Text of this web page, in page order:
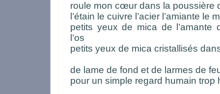
roule mon cœur dans la poussière
l’étain le cuivre l’acier l’amiante le
petits yeux de mica de l’amante
l’os
petits yeux de mica cristallisés
de lame de fond et de larmes de
pour un simple regard humain trop